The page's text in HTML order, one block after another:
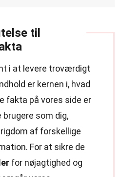
til
i at levere troværdigt
er kernen i, hvad
fakta på vores side er
som dig,
af forskellige
For at sikre de
for nøjagtighed og